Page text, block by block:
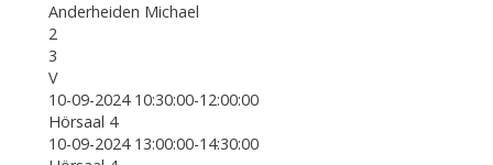
Anderheiden Michael
2
3
V
10-09-2024 10:30:00-12:00:00
Hörsaal 4
10-09-2024 13:00:00-14:30:00